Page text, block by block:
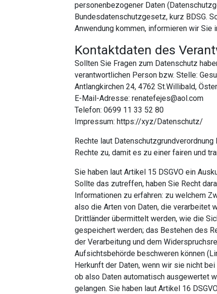
personenbezogener Daten
Bundesdatenschutzgesetz, kurz BDSG.
Anwendung kommen, informieren wir Sie
Kontaktdaten des
Sollten Sie Fragen zum Datenschutz
verantwortlichen Person bzw. Stelle:
Antlangkirchen 24, 4762 St.Willibald,
E-Mail-Adresse: renatefejes@aol.com
Telefon: 0699 11 33 52 80
Impressum: https://xyz/Datenschutz/
Rechte laut
Rechte zu, damit es zu einer fairen und
Sie haben laut Artikel 15 DSGVO ein
Sollte das zutreffen, haben Sie Recht
Informationen zu erfahren: zu welchem
also die Arten von Daten, die verarbeitet
Drittländer übermittelt werden, wie die
gespeichert werden; das Bestehen des
der Verarbeitung und dem
Aufsichtsbehörde beschweren können
Herkunft der Daten, wenn wir sie nicht
ob also Daten automatisch ausgewertet
gelangen. Sie haben laut Artikel 16